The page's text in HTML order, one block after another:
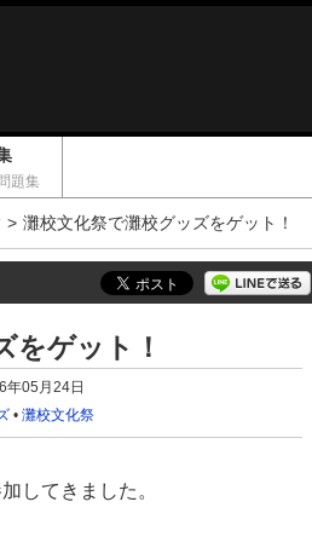
題集
灘校文化祭で灘校グッズをゲット！
をゲット！
年05月24日
•灘校文化祭
してきました。